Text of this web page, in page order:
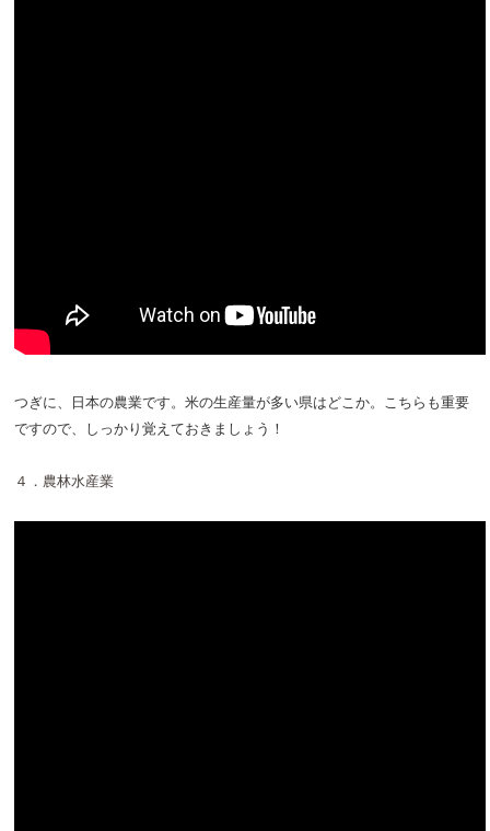
つぎに、日本の農業です。米の生産量が多い県はどこか。こちらも重要
ですので、しっかり覚えておきましょう！
４．農林水産業